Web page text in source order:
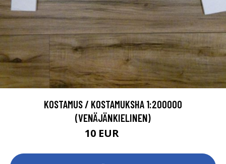
KOSTAMUS / KOSTAMUKSHA 1:200000
(VENÄJÄNKIELINEN)
10 EUR